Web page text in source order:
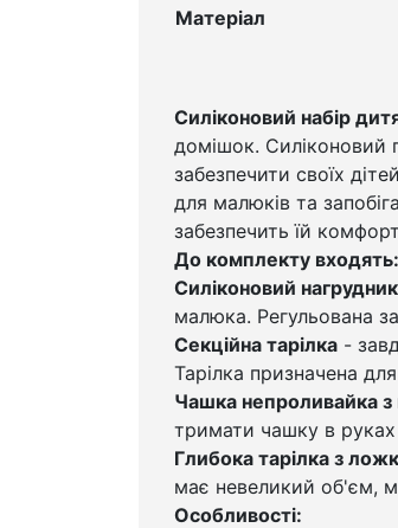
Матеріал
Силіконовий набір
домішок. Силіконовий
забезпечити своїх
для малюків та
забезпечить їй
До комплекту входять:
Силіконовий нагрудник
малюка. Регульована
Секційна тарілка -
Тарілка призначена
Чашка непроливайка
тримати чашку в
Глибока тарілка з
має невеликий об'єм,
Особливості: